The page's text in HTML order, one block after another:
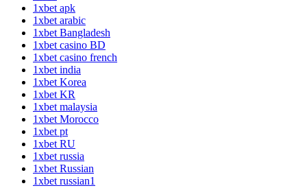
1xbet apk
1xbet arabic
1xbet Bangladesh
1xbet casino BD
1xbet casino french
1xbet india
1xbet Korea
1xbet KR
1xbet malaysia
1xbet Morocco
1xbet pt
1xbet RU
1xbet russia
1xbet Russian
1xbet russian1